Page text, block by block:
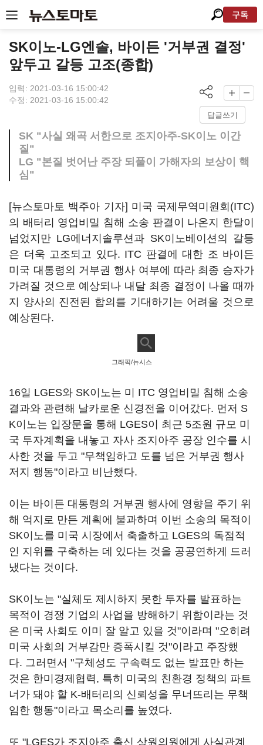
구독
SK이노-LG엔솔, 바이든 '거부권 결정'
앞두고 갈등 고조(종합)
입력: 2021-03-16 15:00:42
수정: 2021-03-16 15:00:42
답글쓰기
SK "사실 왜곡 서한으로 조지아주-SK이노 이간
질"
LG "본질 벗어난 주장 되풀이 가해자의 보상이 핵
심"
[뉴스토마토 백주아 기자] 미국 국제무역미원회(ITC)
의 배터리 영업비밀 침해 소송 판결이 나온지 한달이
넘었지만 LG에너지솔루션과 SK이노베이션의 갈등
은 더욱 고조되고 있다. ITC 판결에 대한 조 바이든
미국 대통령의 거부권 행사 여부에 따라 최종 승자가
가려질 것으로 예상되나 내달 최종 결정이 나올 때까
지 양사의 진전된 합의를 기대하기는 어려울 것으로
예상된다.
그래픽/뉴시스
16일 LGES와 SK이노는 미 ITC 영업비밀 침해 소송
결과와 관련해 날카로운 신경전을 이어갔다. 먼저 S
K이노는 입장문을 통해 LGES이 최근 5조원 규모 미
국 투자계획을 내놓고 자사 조지아주 공장 인수를 시
사한 것을 두고 "무책임하고 도를 넘은 거부권 행사
저지 행동"이라고 비난했다.
이는 바이든 대통령의 거부권 행사에 영향을 주기 위
해 억지로 만든 계획에 불과하며 이번 소송의 목적이
SK이노를 미국 시장에서 축출하고 LGES의 독점적
인 지위를 구축하는 데 있다는 것을 공공연하게 드러
냈다는 것이다.
SK이노는 "실체도 제시하지 못한 투자를 발표하는
목적이 경쟁 기업의 사업을 방해하기 위함이라는 것
은 미국 사회도 이미 잘 알고 있을 것"이라며 "오히려
미국 사회의 거부감만 증폭시킬 것"이라고 주장했
다. 그러면서 "구체성도 구속력도 없는 발표만 하는
것은 한미경제협력, 특히 미국의 친환경 정책의 파트
너가 돼야 할 K-배터리의 신뢰성을 무너뜨리는 무책
임한 행동"이라고 목소리를 높였다.
또 "LGES가 조지아주 출신 상원의원에게 사실관계